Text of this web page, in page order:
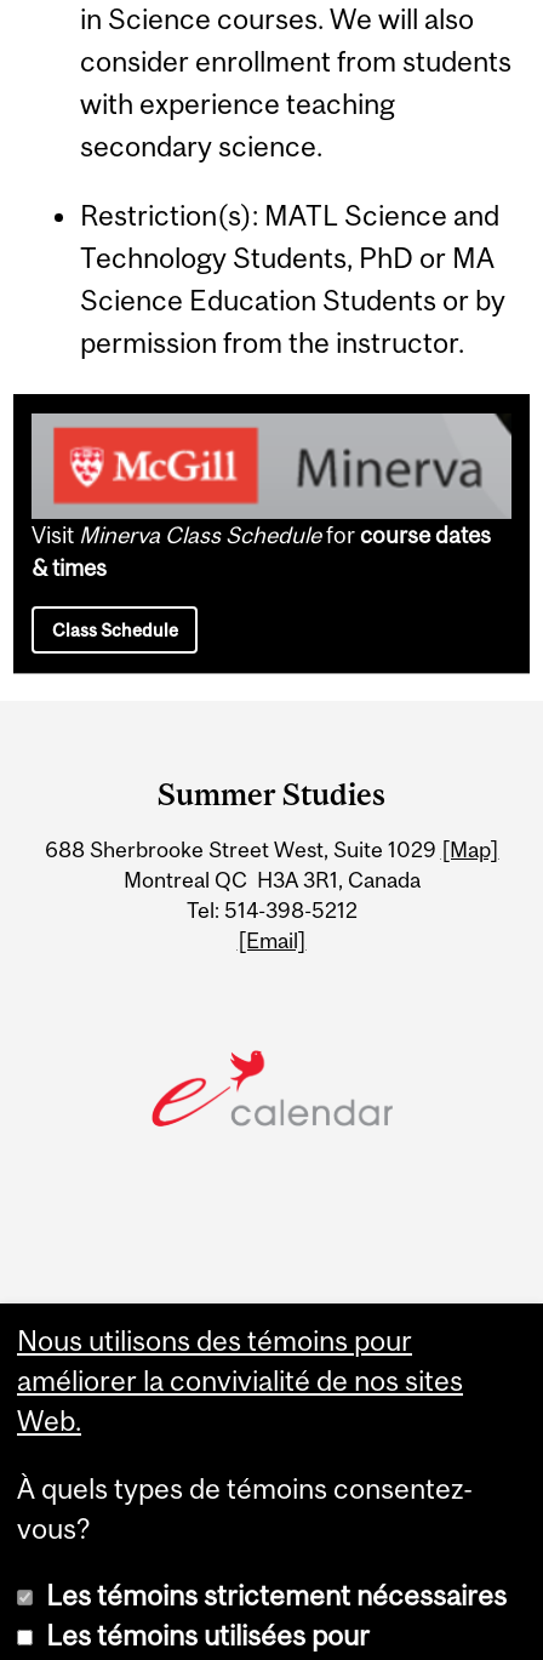
in Science courses. We will also
consider enrollment from students
with experience teaching
secondary science.
Restriction(s): MATL Science and
Technology Students, PhD or MA
Science Education Students or by
permission from the instructor.
Visit Minerva Class Scheduleforcourse dates
& times
Class Schedule
Information
Summer Studies
688 Sherbrooke Street West, Suite 1029 [Map]
Montreal QC H3A 3R1, Canada
Tel: 514-398-5212
[Email]
Faculty Links
Contact
Nous utilisons des témoins pour
améliorer la convivialité de nos sites
Web.
À quels types de témoins consentez-
vous?
Les témoins strictement nécessaires
Les témoins utilisées pour